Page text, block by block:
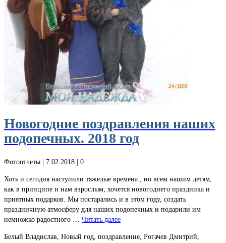
Новогодние поздравления наших
подопечных. 2018 год
Фотоотчеты | 7.02.2018 | 0
Хоть и сегодня наступили тяжелые времена , но всем нашим детям,
как в принципе и нам взрослым, хочется новогоднего праздника и
приятных подарков. Мы постарались и в этом году, создать
праздничную атмосферу для наших подопечных и подарили им
немножко радостного … Читать далее
Белый Владислав, Новый год, поздравление, Рогачев Дмитрий,